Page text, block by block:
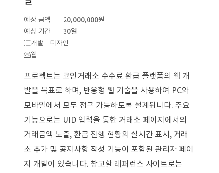
예상 금액
20,000,000원
예상 기간
30일
개발 · 디자인
웹
프로젝트는 코인거래소 수수료 환급 플랫폼의 웹 개
발을 목표로 하며, 반응형 웹 기술을 사용하여 PC와
모바일에서 모두 접근 가능하도록 설계됩니다. 주요
기능으로는 UID 입력을 통한 거래소 페이지에서의
거래금액 노출, 환급 진행 현황의 실시간 표시, 거래
소 추가 및 공지사항 작성 기능이 포함된 관리자 페이
지 개발이 있습니다. 참고할 레퍼런스 사이트로는